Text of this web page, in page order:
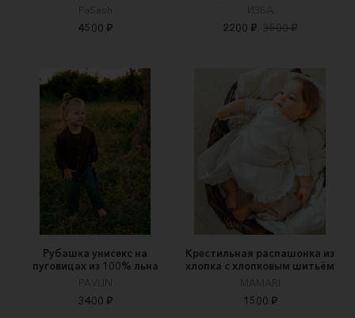
PaSash
4500 ₽
ИЗБА
2200 ₽ 3500 ₽
Рубашка унисекс на
пуговицах из 100% льна
PAVLIN
3400 ₽
Крестильная распашонка из
хлопка с хлопковым шитьём
MAMARI
1500 ₽